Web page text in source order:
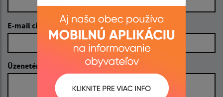
E-mail cím (povinné)
Üzenetének szövege (povinné)